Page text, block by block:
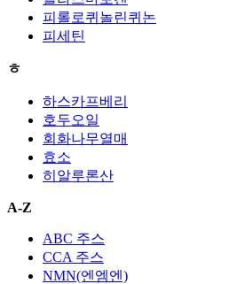
피롤로퀴놀린퀴논
피세틴
ㅎ
하스카프베리
호두오일
회화나무열매
효소
히알루론산
A-Z
ABC 주스
CCA 주스
NMN(엔엠엔)